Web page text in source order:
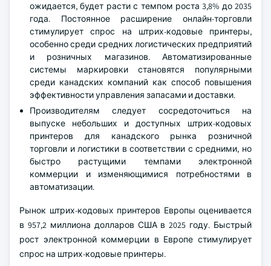
ожидается, будет расти с темпом роста 3,8% до 2035
года. Постоянное расширение онлайн-торговли
стимулирует спрос на штрих-кодовые принтеры,
особенно среди средних логистических предприятий
и розничных магазинов. Автоматизированные
системы маркировки становятся популярными
среди канадских компаний как способ повышения
эффективности управления запасами и доставки.
Производителям следует сосредоточиться на
выпуске небольших и доступных штрих-кодовых
принтеров для канадского рынка розничной
торговли и логистики в соответствии с средними, но
быстро растущими темпами электронной
коммерции и изменяющимися потребностями в
автоматизации.
Рынок штрих-кодовых принтеров Европы оценивается
в 957,2 миллиона долларов США в 2025 году. Быстрый
рост электронной коммерции в Европе стимулирует
спрос на штрих-кодовые принтеры.